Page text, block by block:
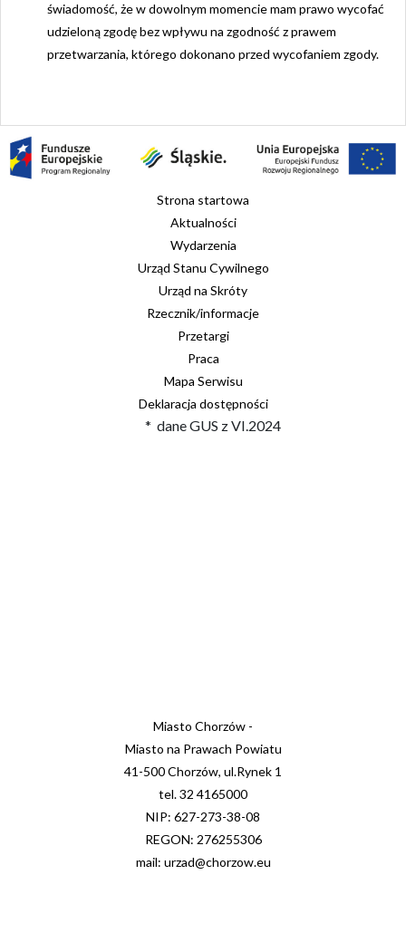
świadomość, że w dowolnym momencie mam prawo wycofać
udzieloną zgodę bez wpływu na zgodność z prawem
przetwarzania, którego dokonano przed wycofaniem zgody.
Strona startowa
Aktualności
Wydarzenia
Urząd Stanu Cywilnego
Urząd na Skróty
Rzecznik/informacje
Przetargi
Praca
Mapa Serwisu
Deklaracja dostępności
* dane GUS z VI.2024
Miasto Chorzów -
Miasto na Prawach Powiatu
41-500 Chorzów, ul.Rynek 1
tel. 32 4165000
NIP: 627-273-38-08
REGON: 276255306
mail: urzad@chorzow.eu